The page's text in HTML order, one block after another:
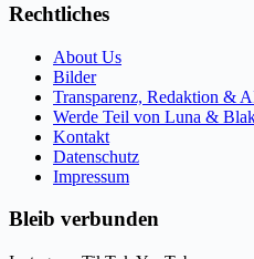
Rechtliches
About Us
Bilder
Transparenz, Redaktion &
Werde Teil von Luna &
Kontakt
Datenschutz
Impressum
Bleib verbunden